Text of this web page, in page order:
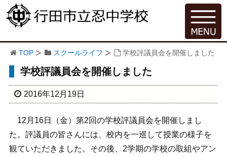
TOP スクールライフ 学校評議員会を開催しました
学校評議員会を開催しました
2016年12月19日
12月16日（金）第2回の学校評議員会を開催しまし
た。評議員の皆さんには、校内を一巡して授業の様子を
観ていただきました。その後、2学期の学校の取組やアン